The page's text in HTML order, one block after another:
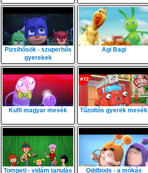
Pizsihősök - szuperhős
gyerekek
Agi Bagi
Kufli magyar mesék Tűzoltós gyerek mesék
Tompeti - vidám tanulás Oddbods - a mókás